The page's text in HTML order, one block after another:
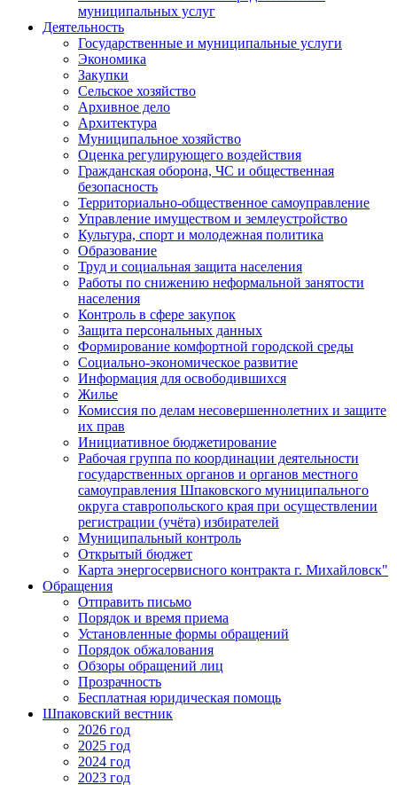
муниципальных услуг
Деятельность
Государственные и муниципальные услуги
Экономика
Закупки
Сельское хозяйство
Архивное дело
Архитектура
Муниципальное хозяйство
Оценка регулирующего воздействия
Гражданская оборона, ЧС и общественная
безопасность
Территориально-общественное самоуправление
Управление имуществом и землеустройство
Культура, спорт и молодежная политика
Образование
Труд и социальная защита населения
Работы по снижению неформальной занятости
населения
Контроль в сфере закупок
Защита персональных данных
Формирование комфортной городской среды
Социально-экономическое развитие
Информация для освободившихся
Жилье
Комиссия по делам несовершеннолетних и защите
их прав
Инициативное бюджетирование
Рабочая группа по координации деятельности
государственных органов и органов местного
самоуправления Шпаковского муниципального
округа ставропольского края при осуществлении
регистрации (учёта) избирателей
Муниципальный контроль
Открытый бюджет
Карта энергосервисного контракта г. Михайловск"
Обращения
Отправить письмо
Порядок и время приема
Установленные формы обращений
Порядок обжалования
Обзоры обращений лиц
Прозрачность
Бесплатная юридическая помощь
Шпаковский вестник
2026 год
2025 год
2024 год
2023 год